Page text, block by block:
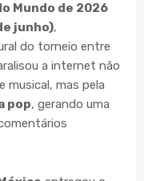
Mundo de 2026
junho),
do torneio entre
a internet não
musical, mas pela
pop, gerando uma